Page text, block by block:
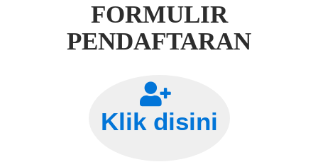
FORMULIR
PENDAFTARAN
Klik disini